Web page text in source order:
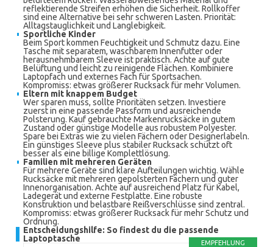
reflektierende Streifen erhöhen die Sicherheit. Rollkoffer
sind eine Alternative bei sehr schweren Lasten. Priorität:
Alltagstauglichkeit und Langlebigkeit.
Sportliche Kinder
Beim Sport kommen Feuchtigkeit und Schmutz dazu. Eine
Tasche mit separatem, waschbarem Innenfutter oder
herausnehmbarem Sleeve ist praktisch. Achte auf gute
Belüftung und leicht zu reinigende Flächen. Kombiniere
Laptopfach und externes Fach für Sportsachen.
Kompromiss: etwas größerer Rucksack für mehr Volumen.
Eltern mit knappem Budget
Wer sparen muss, sollte Prioritäten setzen. Investiere
zuerst in eine passende Passform und ausreichende
Polsterung. Kauf gebrauchte Markenrucksäcke in gutem
Zustand oder günstige Modelle aus robustem Polyester.
Spare bei Extras wie zu vielen Fächern oder Designerlabeln.
Ein günstiges Sleeve plus stabiler Rucksack schützt oft
besser als eine billige Komplettlösung.
Familien mit mehreren Geräten
Für mehrere Geräte sind klare Aufteilungen wichtig. Wähle
Rucksäcke mit mehreren gepolsterten Fächern und guter
Innenorganisation. Achte auf ausreichend Platz für Kabel,
Ladegerät und externe Festplatte. Eine robuste
Konstruktion und belastbare Reißverschlüsse sind zentral.
Kompromiss: etwas größerer Rucksack für mehr Schutz und
Ordnung.
Entscheidungshilfe: So findest du die passende
Laptoptasche
EMPFEHLUNG